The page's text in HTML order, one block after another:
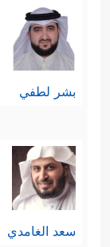
تتناسب
وبالمهمة
بشر لطفي
سعد الغامدي